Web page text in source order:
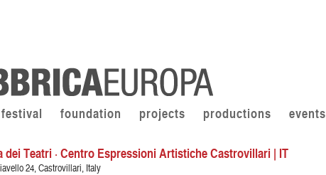
festival foundation projects productions events
dei Teatri · Centro Espressioni Artistiche Castrovillari | IT
24, Castrovillari, Italy